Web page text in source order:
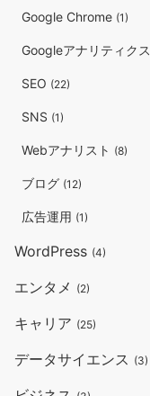
Google Chrome (1)
Googleアナリティクス
SEO (22)
SNS (1)
Webアナリスト (8)
ブログ (12)
広告運用 (1)
WordPress (4)
エンタメ (2)
キャリア (25)
データサイエンス (3)